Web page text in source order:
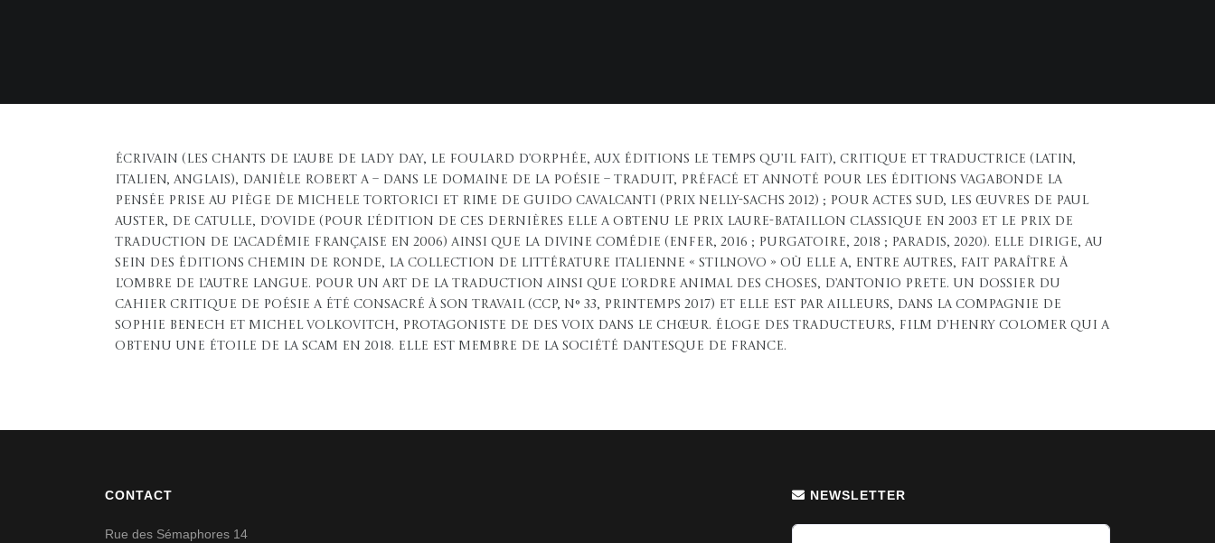
Écrivain (Les Chants de l’aube de Lady Day, Le Foulard d’Orphée, aux éditions Le temps qu’il fait), critique et traductrice (latin,
italien, anglais), Danièle Robert a – dans le domaine de la poésie – traduit, préfacé et annoté pour les éditions vagabonde La
Pensée prise au piège de Michele Tortorici et Rime de Guido Cavalcanti (prix Nelly-Sachs 2012) ; pour Actes Sud, les œuvres de Paul
Auster, de Catulle, d’Ovide (pour l’édition de ces dernières elle a obtenu le prix Laure-Bataillon classique en 2003 et le prix de
traduction de l’Académie française en 2006) ainsi que La Divine Comédie (Enfer, 2016 ; Purgatoire, 2018 ; Paradis, 2020). Elle dirige, au
sein des éditions chemin de ronde, la collection de littérature italienne « Stilnovo » où elle a, entre autres, fait paraître À
l’ombre de l’autre langue. Pour un art de la traduction ainsi que L’Ordre animal des choses, d’Antonio Prete. Un dossier du
Cahier critique de poésie a été consacré à son travail (CCP, n° 33, printemps 2017) et elle est par ailleurs, dans la compagnie de
Sophie Benech et Michel Volkovitch, protagoniste de Des voix dans le chœur. Éloge des traducteurs, film d’Henry Colomer qui a
obtenu une Étoile de la Scam en 2018. Elle est membre de la Société dantesque de France.
CONTACT
Rue des Sémaphores 14
NEWSLETTER